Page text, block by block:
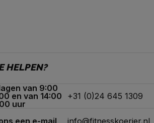
HELPEN?
van 9:00
en van 14:00
uur
+31 (0)24 645 1309
een e-mail info@fitnesskoerier.nl